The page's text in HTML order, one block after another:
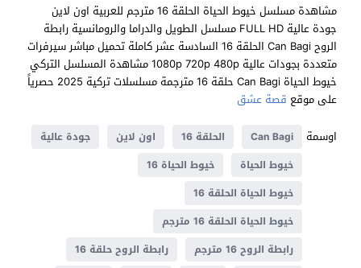
مشاهدة مسلسل خيوط الحياة الحلقة 16 مترجم للعربية اون لاين
جودة عالية FULL HD مسلسل الطويل والدراما والرومانسية رابطة
الروح Can Bagi الحلقة 16 السادسة عشر كاملة تحميل مباشر سيرفرات
متعددة بجودات عالية 1080p 720p 480p مشاهدة المسلسل التركي
خيوط الحياة Can Bagi حلقة 16 مترجمة مسلسلات تركية 2025 حصرياً
على موقع قصة عشق
اوسمة
Can Bagi الحلقة 16 اون لاين
جودة عالية
خيوط الحياة
خيوط الحياة 16
خيوط الحياة الحلقة 16
خيوط الحياة الحلقة 16 مترجم
رابطة الروح 16 مترجم
رابطة الروح حلقة 16